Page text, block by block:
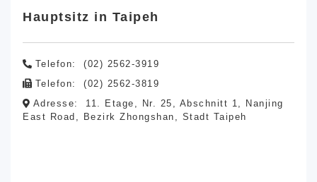
Hauptsitz in Taipeh
Telefon:
(02) 2562-3919
Telefon:
(02) 2562-3819
Adresse:
11. Etage, Nr. 25, Abschnitt 1, Nanjing
East Road, Bezirk Zhongshan, Stadt Taipeh